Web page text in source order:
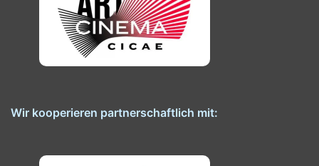
Wir kooperieren partnerschaftlich mit: